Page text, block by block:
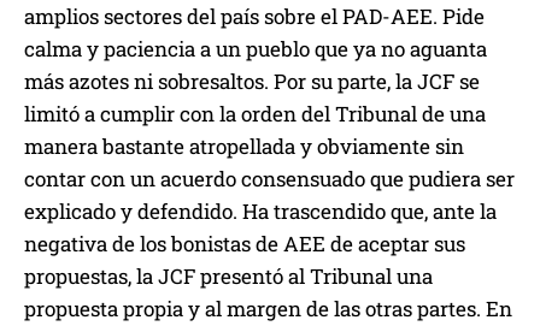
amplios sectores del país sobre el PAD-AEE. Pide
calma y paciencia a un pueblo que ya no aguanta
más azotes ni sobresaltos. Por su parte, la JCF se
limitó a cumplir con la orden del Tribunal de una
manera bastante atropellada y obviamente sin
contar con un acuerdo consensuado que pudiera ser
explicado y defendido. Ha trascendido que, ante la
negativa de los bonistas de AEE de aceptar sus
propuestas, la JCF presentó al Tribunal una
propuesta propia y al margen de las otras partes. En